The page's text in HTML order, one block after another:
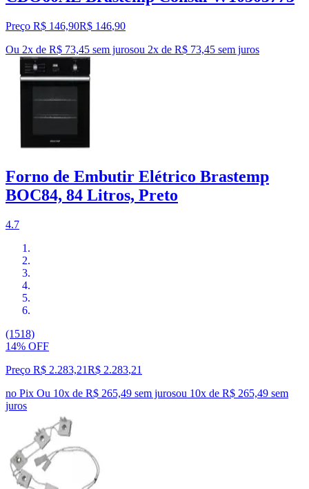
Preço R$ 146,90R$ 146,90
Ou 2x de R$ 73,45 sem jurosou 2x de R$ 73,45 sem juros
Forno de Embutir Elétrico Brastemp
BOC84, 84 Litros, Preto
4.7
(1518)
14% OFF
Preço R$ 2.283,21R$ 2.283,21
no Pix Ou 10x de R$ 265,49 sem jurosou 10x de R$ 265,49 sem
juros